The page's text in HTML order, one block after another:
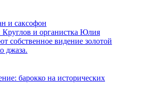
и саксофон
и органистка Юлия
собственное видение золотой
джаза.
барокко на исторических